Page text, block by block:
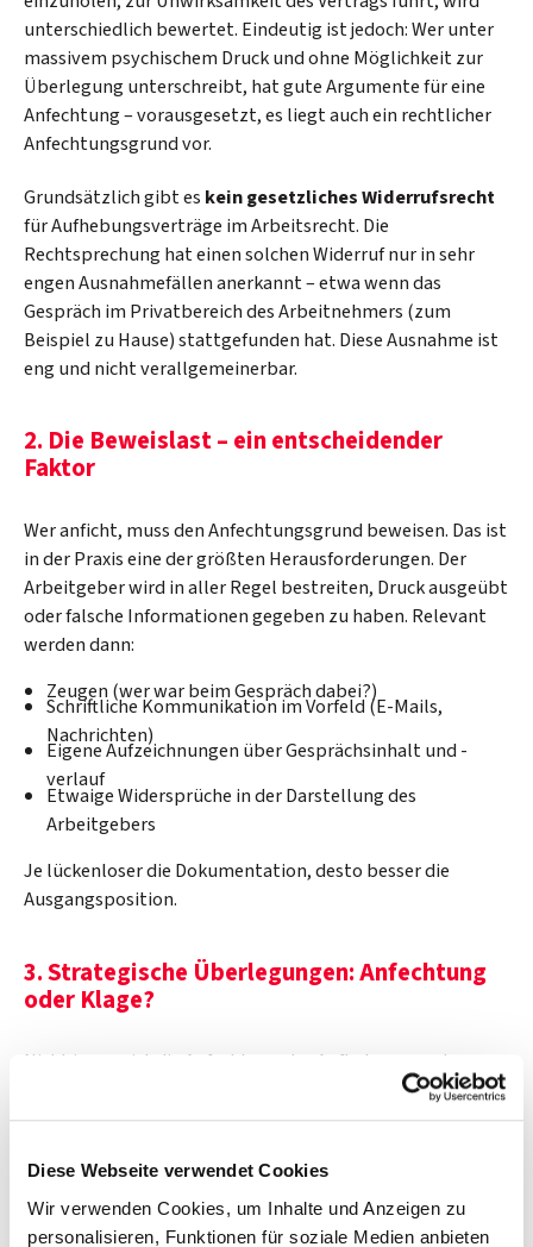
Diese Webseite verwendet Cookies
Wir verwenden Cookies, um Inhalte und Anzeigen zu
personalisieren, Funktionen für soziale Medien anbieten
unterschiedlich bewertet. Eindeutig ist jedoch: Wer unter
massivem psychischem Druck und ohne Möglichkeit zur
Überlegung unterschreibt, hat gute Argumente für eine
Anfechtung – vorausgesetzt, es liegt auch ein rechtlicher
Anfechtungsgrund vor.
Grundsätzlich gibt es kein gesetzliches Widerrufsrecht
für Aufhebungsverträge im Arbeitsrecht. Die
Rechtsprechung hat einen solchen Widerruf nur in sehr
engen Ausnahmefällen anerkannt – etwa wenn das
Gespräch im Privatbereich des Arbeitnehmers (zum
Beispiel zu Hause) stattgefunden hat. Diese Ausnahme ist
eng und nicht verallgemeinerbar.
2. Die Beweislast – ein entscheidender
Faktor
Wer anficht, muss den Anfechtungsgrund beweisen. Das ist
in der Praxis eine der größten Herausforderungen. Der
Arbeitgeber wird in aller Regel bestreiten, Druck ausgeübt
oder falsche Informationen gegeben zu haben. Relevant
werden dann:
Zeugen (wer war beim Gespräch dabei?)
Schriftliche Kommunikation im Vorfeld (E-Mails,
Nachrichten)
Eigene Aufzeichnungen über Gesprächsinhalt und -
verlauf
Etwaige Widersprüche in der Darstellung des
Arbeitgebers
Je lückenloser die Dokumentation, desto besser die
Ausgangsposition.
3. Strategische Überlegungen: Anfechtung
oder Klage?
Nicht immer ist die Anfechtung des Aufhebungsvertrags
der beste Weg. Manchmal ist es strategisch sinnvoller, den
Aufhebungsvertrag bestehen zu lassen und stattdessen
vereinbarte Abfindung akzeptabel ist, aber andere
Vertragsinhalte (z. B. Zeugnisnote, Freistellung) nachteilig
sind.